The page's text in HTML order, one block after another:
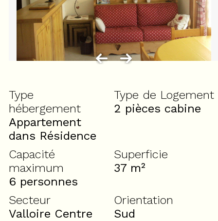
Type
hébergement
Appartement
dans Résidence
Type de Logement
2 pièces cabine
Capacité
maximum
6 personnes
Superficie
37 m²
Secteur
Valloire Centre
Orientation
Sud